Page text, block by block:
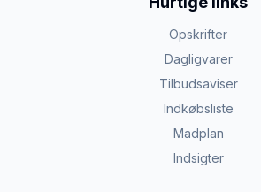
Opskrifter
Dagligvarer
Tilbudsaviser
Indkøbsliste
Madplan
Indsigter